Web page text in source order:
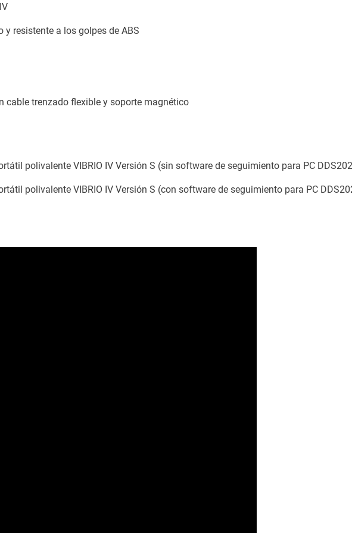
resistente a los golpes de ABS
cable trenzado flexible y soporte magnético
polivalente VIBRIO IV Versión S (sin software de seguimiento para PC
polivalente VIBRIO IV Versión S (con software de seguimiento para PC